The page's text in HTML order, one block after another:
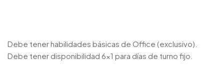
Debe tener habilidades básicas de Office (exclusivo).
Debe tener disponibilidad 6×1 para días de turno fijo.